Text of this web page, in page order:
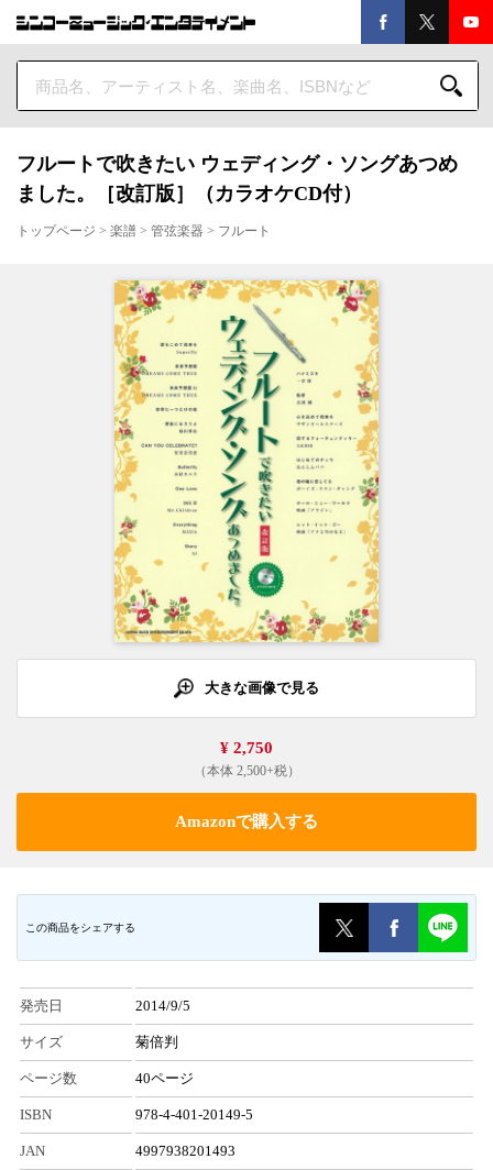
フルートで吹きたい ウェディング・ソングあつめ
ました。［改訂版］（カラオケCD付）
トップページ > 楽譜 > 管弦楽器 > フルート
大きな画像で見る
¥ 2,750
（本体 2,500+税）
Amazonで購入する
この商品をシェアする
発売日 2014/9/5
サイズ 菊倍判
ページ数 40ページ
ISBN 978-4-401-20149-5
JAN 4997938201493